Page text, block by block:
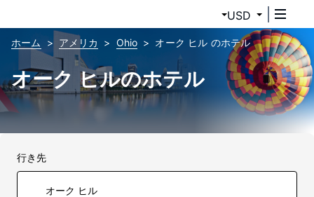
USD
ホーム アメリカ Ohio オーク ヒル のホテル
オーク ヒルのホテル
行き先